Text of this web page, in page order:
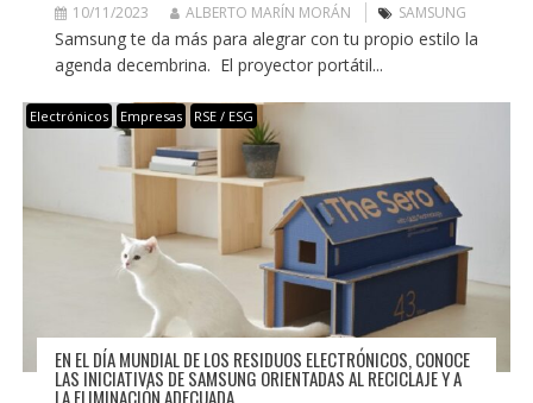
10/11/2023 ALBERTO MARÍN MORÁN SAMSUNG
Samsung te da más para alegrar con tu propio estilo la
agenda decembrina. El proyector portátil...
Electrónicos Empresas RSE / ESG
EN EL DÍA MUNDIAL DE LOS RESIDUOS ELECTRÓNICOS, CONOCE
LAS INICIATIVAS DE SAMSUNG ORIENTADAS AL RECICLAJE Y A
LA ELIMINACIÓN ADECUADA